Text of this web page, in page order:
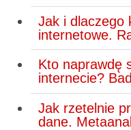
Jak i dlaczego
internetowe.
Kto naprawdę
internecie?
Jak rzetelnie
dane.